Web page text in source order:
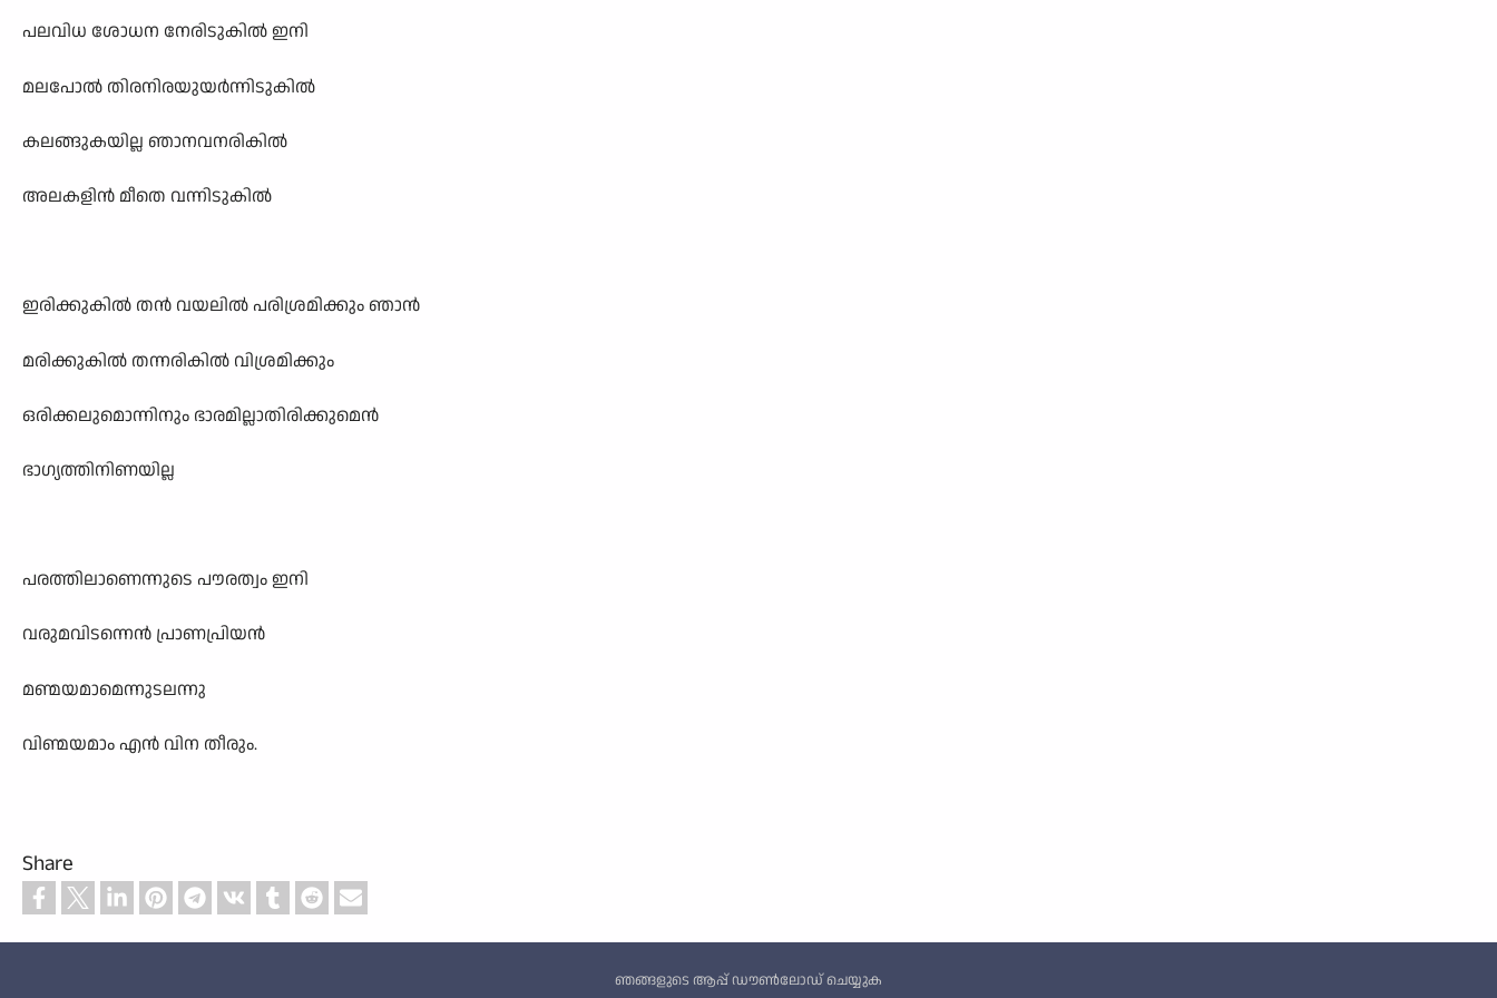
പലവിധ ശോധന നേരിടുകിൽ ഇനി
മലപോൽ തിരനിരയുയർന്നിടുകിൽ
കലങ്ങുകയില്ല ഞാനവനരികിൽ
അലകളിൻ മീതെ വന്നിടുകിൽ
ഇരിക്കുകിൽ തൻ വയലിൽ പരിശ്രമിക്കും ഞാൻ
മരിക്കുകിൽ തന്നരികിൽ വിശ്രമിക്കും
ഒരിക്കലുമൊന്നിനും ഭാരമില്ലാതിരിക്കുമെൻ
ഭാഗ്യത്തിനിണയില്ല
പരത്തിലാണെന്നുടെ പൗരത്വം ഇനി
വരുമവിടന്നെൻ പ്രാണപ്രിയൻ
മണ്മയമാമെന്നുടലന്നു
വിണ്മയമാം എൻ വിന തീരും.
Share
Custom footer
ഞങ്ങളുടെ ആപ്പ് ഡൗൺലോഡ് ചെയ്യുക